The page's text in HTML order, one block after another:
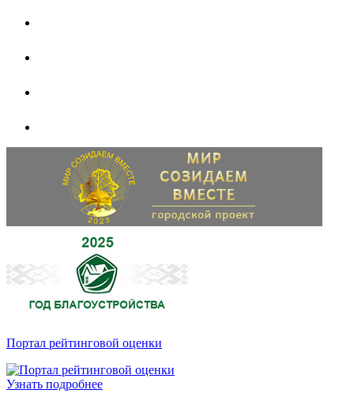
Портал рейтинговой оценки
Узнать подробнее